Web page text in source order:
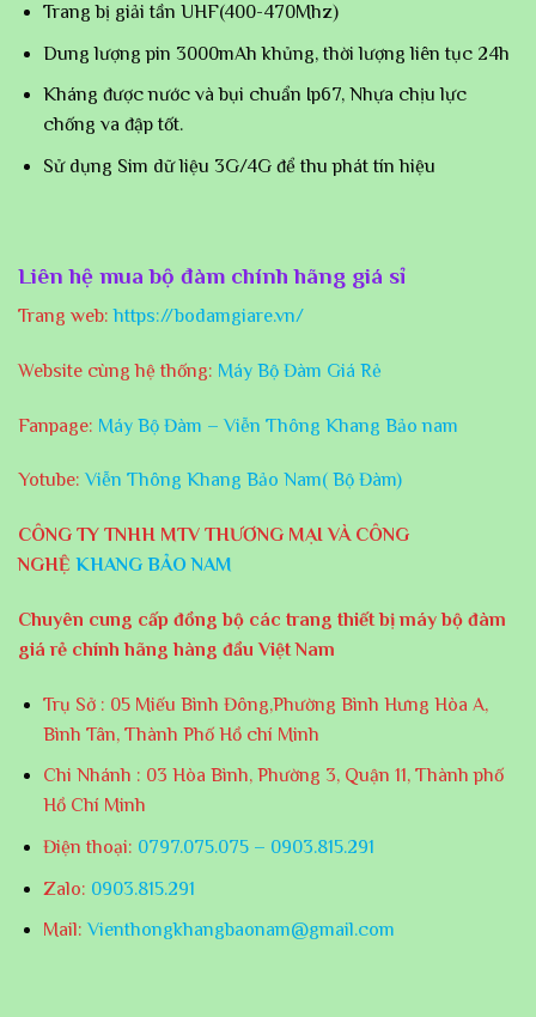
Trang bị giải tần UHF(400-470Mhz)
Dung lượng pin 3000mAh khủng, thời lượng liên tục 24h
Kháng được nước và bụi chuẩn Ip67, Nhựa chịu lực
chống va đập tốt.
Sử dụng Sim dữ liệu 3G/4G để thu phát tín hiệu
Liên hệ mua bộ đàm chính hãng giá sỉ
Trang web:https://bodamgiare.vn/
Website cùng hệ thống: Máy Bộ Đàm Giá Rẻ
Fanpage: Máy Bộ Đàm – Viễn Thông Khang Bảo nam
Yotube: Viễn Thông Khang Bảo Nam( Bộ Đàm)
CÔNG TY TNHH MTV THƯƠNG MẠI VÀ CÔNG
NGHỆ KHANG BẢO NAM
Chuyên cung cấp đồng bộ các trang thiết bị máy bộ đàm
giá rẻ chính hãng hàng đầu Việt Nam
Trụ Sở : 05 Miếu Bình Đông,Phường Bình Hưng Hòa A,
Bình Tân, Thành Phố Hồ chí Minh
Chi Nhánh : 03 Hòa Bình, Phường 3, Quận 11, Thành phố
Hồ Chí Minh
Điện thoại: 0797.075.075 – 0903.815.291
Zalo: 0903.815.291
Mail: Vienthongkhangbaonam@gmail.com